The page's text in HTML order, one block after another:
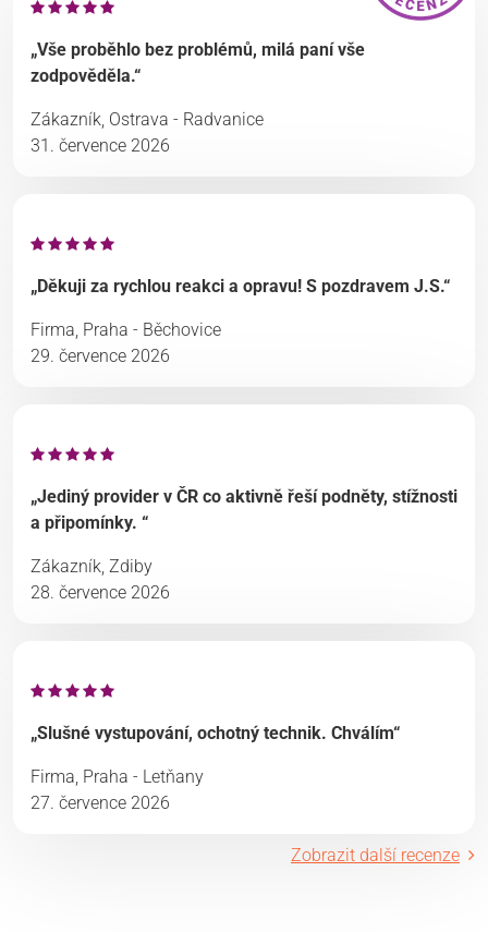
„Vše proběhlo bez problémů, milá paní vše
zodpověděla.“
Zákazník, Ostrava - Radvanice
31. července 2026
„Děkuji za rychlou reakci a opravu! S pozdravem J.S.“
Firma, Praha - Běchovice
29. července 2026
„Jediný provider v ČR co aktivně řeší podněty, stížnosti
a připomínky. “
Zákazník, Zdiby
28. července 2026
„Slušné vystupování, ochotný technik. Chválím“
Firma, Praha - Letňany
27. července 2026
Zobrazit další recenze